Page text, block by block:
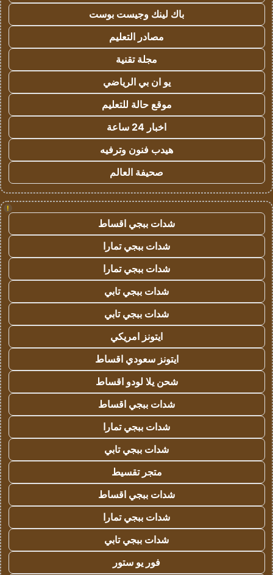
باك لينك وجيست بوست
مصادر التعليم
مجلة تقنية
يو ان بي الرياضي
موقع حالة للتعليم
اخبار 24 ساعة
هيدب فنون وترفيه
صحيفة العالم
!
شدات ببجي اقساط
شدات ببجي تمارا
شدات ببجي تمارا
شدات ببجي تابي
شدات ببجي تابي
ايتونز امريكي
ايتونز سعودي اقساط
شحن يلا لودو اقساط
شدات ببجي اقساط
شدات ببجي تمارا
شدات ببجي تابي
متجر تقسيط
شدات ببجي اقساط
شدات ببجي تمارا
شدات ببجي تابي
فور يو ستور